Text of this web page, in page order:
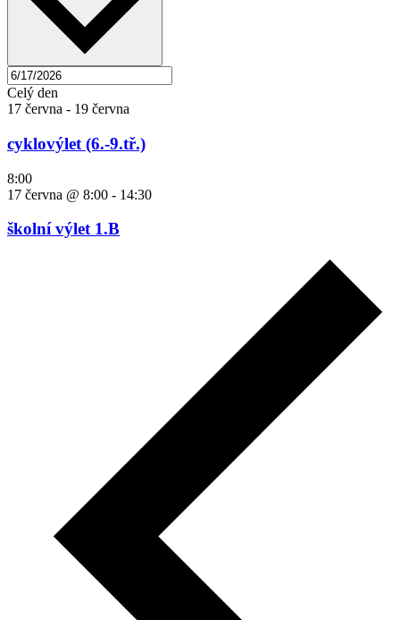
Celý den
17 června - 19 června
cyklovýlet (6.-9.tř.)
8:00
17 června @ 8:00 - 14:30
školní výlet 1.B